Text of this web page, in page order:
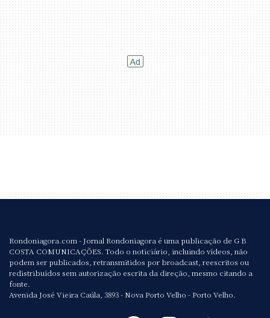
Rondoniagora.com - Jornal Rondoniagora é uma publicação de G B
COSTA COMUNICAÇÕES. Todo o noticiário, incluindo vídeos, não
podem ser publicados, retransmitidos por broadcast, reescritos ou
redistribuídos sem autorização escrita da direção, mesmo citando a
fonte.
Avenida José Vieira Caúla, 3893 - Nova Porto Velho - Porto Velho.